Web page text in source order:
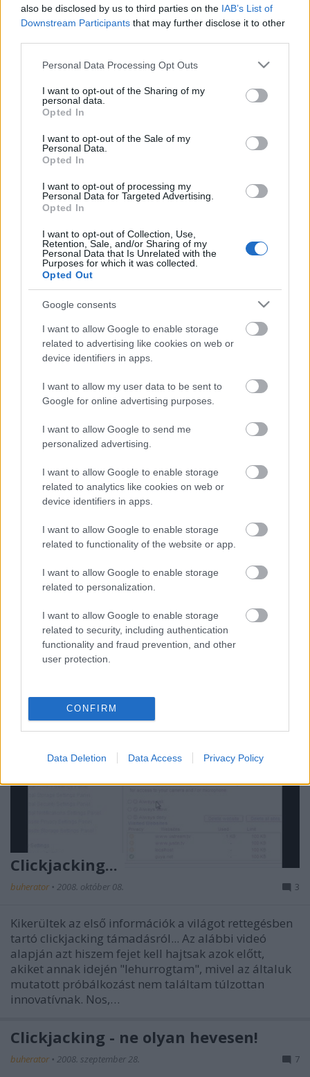
also be disclosed by us to third parties on the IAB’s List of
Downstream Participants that may further disclose it to other
Please note that this website/app uses one or more Google
not limited to your visit or usage behaviour. You may click to
grant or deny consent to Google and its third-party tags to
use your data for below specified purposes in below Google
consent section.
Personal Data Processing Opt Outs
I want to opt-out of the Sharing of my
personal data.
Opted In
I want to opt-out of the Sale of my
Personal Data.
Opted In
I want to opt-out of processing my
Personal Data for Targeted Advertising.
Opted In
I want to opt-out of Collection, Use,
Retention, Sale, and/or Sharing of my
Personal Data that Is Unrelated with the
Purposes for which it was collected.
Opted Out
Google consents
I want to allow Google to enable storage
related to advertising like cookies on web or
device identifiers in apps.
I want to allow my user data to be sent to
Google for online advertising purposes.
I want to allow Google to send me
personalized advertising.
I want to allow Google to enable storage
related to analytics like cookies on web or
device identifiers in apps.
I want to allow Google to enable storage
related to functionality of the website or app.
I want to allow Google to enable storage
related to personalization.
I want to allow Google to enable storage
related to security, including authentication
functionality and fraud prevention, and other
user protection.
CONFIRM
Data Deletion Data Access Privacy Policy
DirectAccess
buherator•2009. április 22.
Nem rég találtam ezt a videót (már le sem merem
írni, hogy hol): Először is kérlek homályosítsatok fel:
ez a DirectAccess most tényleg annyival tud többet
egy sima VPN-nél, hogy nem kell hozzá kettőt
kattintani + a szolgáltatás akkor is elindul, ha nincs
bejelentkezve a…
I.E.8 RC1
• 2009. január 31.
ráadásul azt írták, hogy gyorsabb, jobb, stb... -
gondoltam megnézem. Hát nagy hiba volt, csináltam
a próbálgatását. De nézzük, mit írnak a
türelmesebbek. Itt, itt és itt az…
Új gúnya
buherator•2008. október 28.
Ismeritek azokat azokat az idegesítő bannereket,
a legtöbb fekvőtáaszt és nyerd meg a 200 plazma TV
egyikét"? Athostól kaptam egy érdekes levelet: A
popup ablakban viszont…
Clickjacking...
buherator • 2008. október 08. 3
Kikerültek az első információk a világot rettegésben
tartó clickjacking támadásról... Az alábbi videó
alapján azt hiszem fejet kell hajtsak azok előtt,
akiket annak idején "lehurrogtam", mivel az általuk
mutatott próbálkozást nem találtam túlzottan
innovatívnak. Nos,…
Clickjacking - ne olyan hevesen!
buherator • 2008. szeptember 28. 7